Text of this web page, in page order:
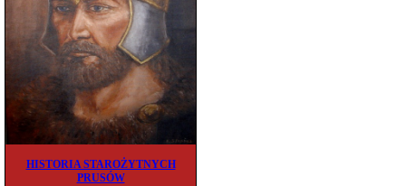
HISTORIA STAROŻYTNYCH
PRUSÓW